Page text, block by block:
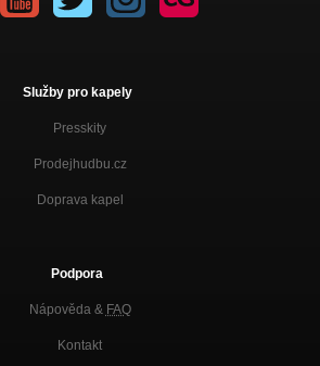
Služby pro kapely
Presskity
Prodejhudbu.cz
Doprava kapel
Podpora
Nápověda & FAQ
Kontakt